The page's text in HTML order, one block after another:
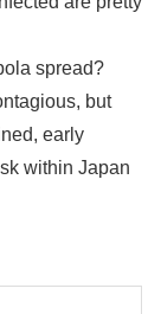
spread?
but
early
within Japan